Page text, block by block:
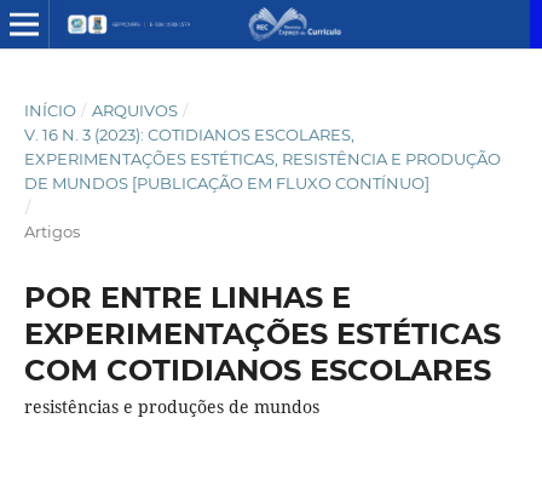
INÍCIO / ARQUIVOS /
V. 16 N. 3 (2023): COTIDIANOS ESCOLARES,
EXPERIMENTAÇÕES ESTÉTICAS, RESISTÊNCIA E PRODUÇÃO
DE MUNDOS [PUBLICAÇÃO EM FLUXO CONTÍNUO]
/
Artigos
POR ENTRE LINHAS E
EXPERIMENTAÇÕES ESTÉTICAS
COM COTIDIANOS ESCOLARES
resistências e produções de mundos